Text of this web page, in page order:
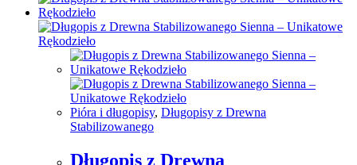
Pióra i długopisy, Długopisy z Drewna
Stabilizowanego
Długopis z Drewna